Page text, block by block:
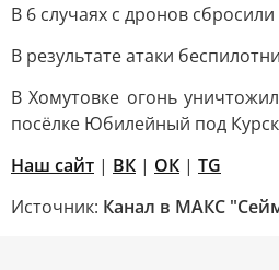
В 6 случаях с дронов
В результате атаки
В Хомутовке огонь
посёлке Юбилейный под
Наш сайт | ВК | ОК | TG
Источник: Канал в МАКС